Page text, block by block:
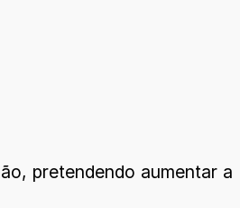
pretendendo aumentar a